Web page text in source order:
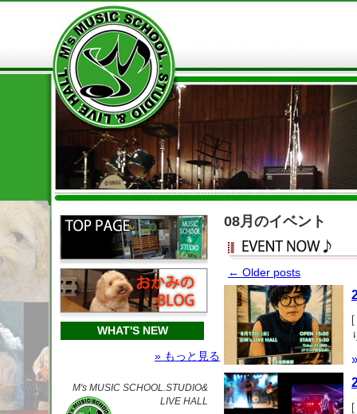
WHAT'S NEW
» もっと見る
M's MUSIC SCHOOL.STUDIO&
LIVE HALL
08月のイベント
← Older posts